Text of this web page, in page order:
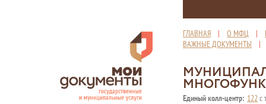
ГЛАВНАЯ | О МФЦ |
ВАЖНЫЕ ДОКУМЕНТЫ
Единый колл-центр: 122с